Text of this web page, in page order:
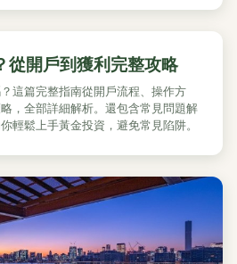
從開戶到獲利完整攻略
這篇完整指南從開戶流程、操作方
，全部詳細解析。還包含常見問題解
輕鬆上手黃金投資，避免常見陷阱。